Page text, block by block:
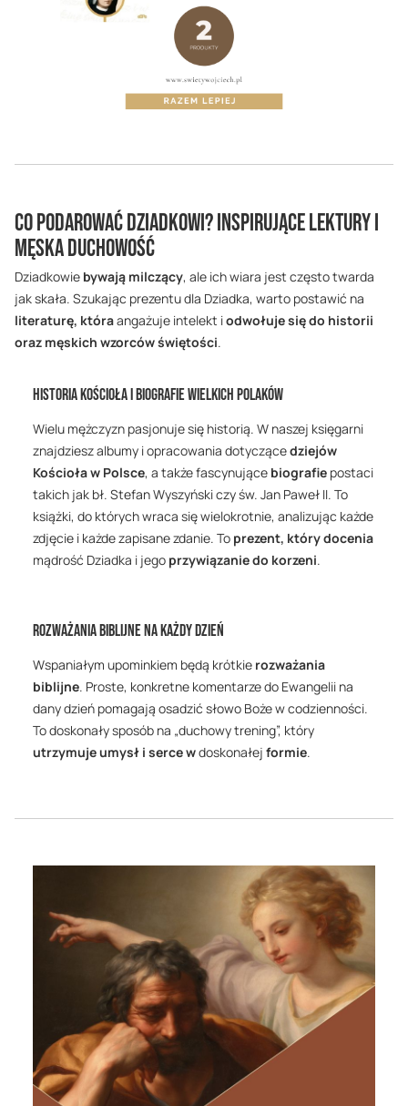
Co podarować Dziadkowi? Inspirujące lektury i
męska duchowość
Dziadkowie bywają milczący, ale ich wiara jest często twarda
jak skała. Szukając prezentu dla Dziadka, warto postawić na
literaturę, któraangażuje intelekt iodwołuje się do historii
oraz męskich wzorców świętości.
Historia Kościoła i biografie wielkich Polaków
Wielu mężczyzn pasjonuje się historią. W naszej księgarni
znajdziesz albumy i opracowania dotyczącedziejów
Kościoła w Polsce, a także fascynujące biografie postaci
takich jak bł. Stefan Wyszyński czy św. Jan Paweł II. To
książki, do których wraca się wielokrotnie, analizując każde
zdjęcie i każde zapisane zdanie. To prezent, który docenia
mądrość Dziadka i jego przywiązanie do korzeni.
Rozważania biblijne na każdy dzień
Wspaniałym upominkiem będą krótkie rozważania
biblijne. Proste, konkretne komentarze do Ewangelii na
dany dzień pomagają osadzić słowo Boże w codzienności.
To doskonały sposób na „duchowy trening”, który
utrzymuje umysł i serce wdoskonałej formie.